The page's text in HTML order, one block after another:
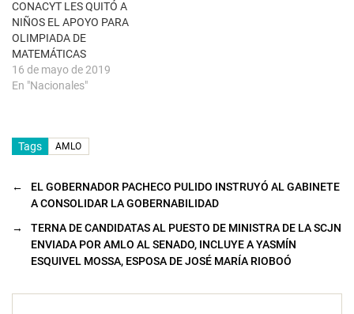
a
)
CONACYT LES QUITÓ A
NIÑOS EL APOYO PARA
OLIMPIADA DE
MATEMÁTICAS
16 de mayo de 2019
En "Nacionales"
Tags AMLO
←
EL GOBERNADOR PACHECO PULIDO INSTRUYÓ AL GABINETE
A CONSOLIDAR LA GOBERNABILIDAD
→
TERNA DE CANDIDATAS AL PUESTO DE MINISTRA DE LA SCJN
ENVIADA POR AMLO AL SENADO, INCLUYE A YASMÍN
ESQUIVEL MOSSA, ESPOSA DE JOSÉ MARÍA RIOBOÓ